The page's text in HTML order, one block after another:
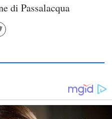
di Passalacqua